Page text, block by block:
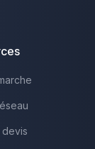
devis